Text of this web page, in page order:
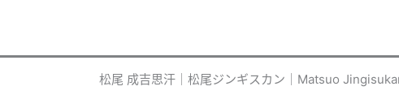
松尾 成吉思汗｜松尾ジンギスカン｜Matsuo